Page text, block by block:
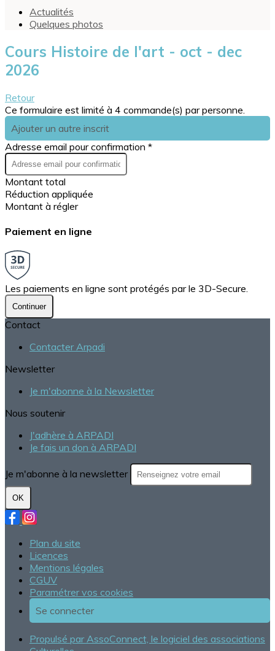
Actualités
Quelques photos
Cours Histoire de l'art - oct - dec
2026
Retour
Ce formulaire est limité à 4 commande(s) par personne.
Ajouter un autre inscrit
Adresse email pour confirmation *
Montant total
Réduction appliquée
Montant à régler
Paiement en ligne
Les paiements en ligne sont protégés par le 3D-Secure.
Continuer
Contact
Contacter Arpadi
Newsletter
Je m'abonne à la Newsletter
Nous soutenir
J'adhère à ARPADI
Je fais un don à ARPADI
Je m'abonne à la newsletter
OK
Plan du site
Licences
Mentions légales
CGUV
Paramétrer vos cookies
Se connecter
Propulsé par AssoConnect, le logiciel des associations